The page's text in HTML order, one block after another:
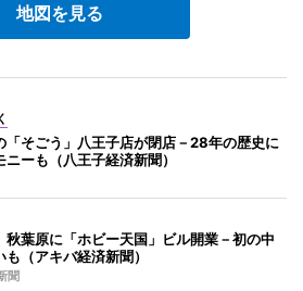
地図を見る
「そごう」八王子店が閉店－28年の歴史に
ーも（八王子経済新聞）
秋葉原に「ホビー天国」ビル開業－初の中
（アキバ経済新聞）
聞